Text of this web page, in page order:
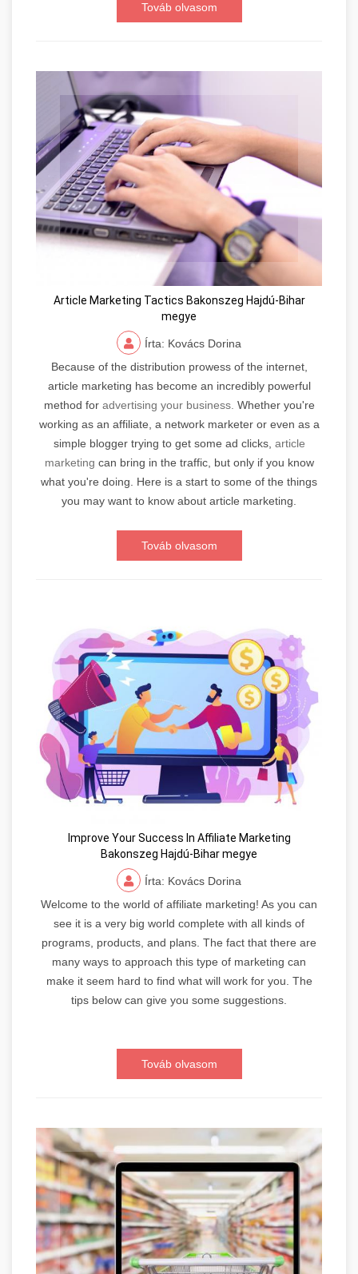
Továb olvasom
Article Marketing Tactics Bakonszeg Hajdú-Bihar
megye
Írta: Kovács Dorina
Because of the distribution prowess of the internet,
article marketing has become an incredibly powerful
method for advertising your business. Whether you're
working as an affiliate, a network marketer or even as a
simple blogger trying to get some ad clicks, article
marketing can bring in the traffic, but only if you know
what you're doing. Here is a start to some of the things
you may want to know about article marketing.
Továb olvasom
Improve Your Success In Affiliate Marketing
Bakonszeg Hajdú-Bihar megye
Írta: Kovács Dorina
Welcome to the world of affiliate marketing! As you can
see it is a very big world complete with all kinds of
programs, products, and plans. The fact that there are
many ways to approach this type of marketing can
make it seem hard to find what will work for you. The
tips below can give you some suggestions.
Továb olvasom